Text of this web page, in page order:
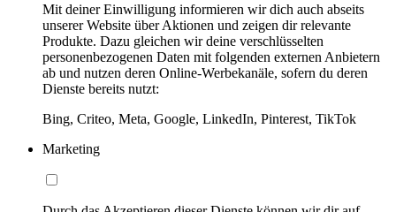
Mit deiner Einwilligung informieren wir dich auch abseits
unserer Website über Aktionen und zeigen dir relevante
Produkte. Dazu gleichen wir deine verschlüsselten
personenbezogenen Daten mit folgenden externen Anbietern
ab und nutzen deren Online-Werbekanäle, sofern du deren
Dienste bereits nutzt:
Bing, Criteo, Meta, Google, LinkedIn, Pinterest, TikTok
Marketing